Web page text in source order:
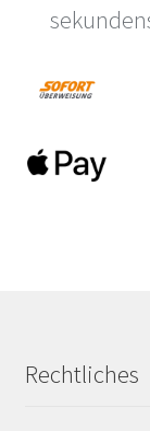
Rechtliches